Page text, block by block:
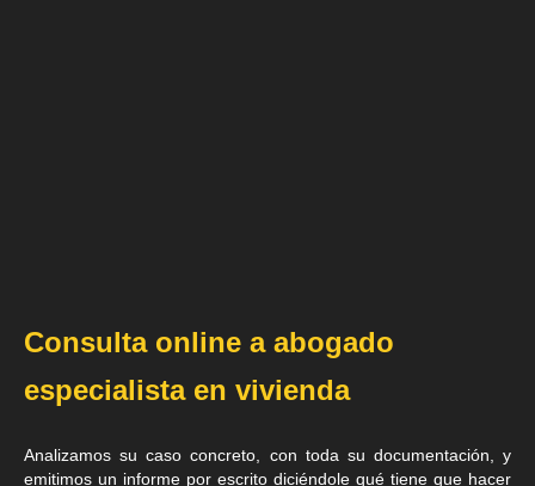
Consulta online a abogado
especialista en vivienda
Analizamos su caso concreto, con toda su documentación, y
emitimos un informe por escrito diciéndole qué tiene que hacer